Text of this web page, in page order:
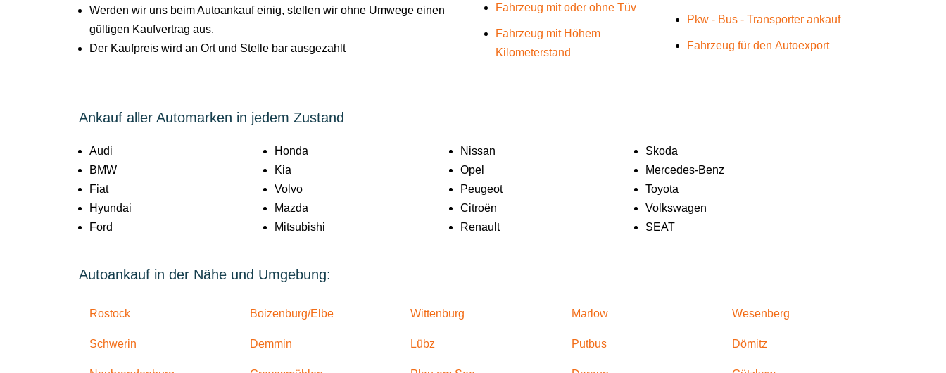
Werden wir uns beim Autoankauf einig, stellen wir ohne Umwege einen
gültigen Kaufvertrag aus.
Der Kaufpreis wird an Ort und Stelle bar ausgezahlt
Fahrzeug mit oder ohne Tüv
Fahrzeug mit Höhem
Kilometerstand
Pkw - Bus - Transporter ankauf
Fahrzeug für den Autoexport
Ankauf aller Automarken in jedem Zustand
Audi
BMW
Fiat
Hyundai
Ford
Honda
Kia
Volvo
Mazda
Mitsubishi
Nissan
Opel
Peugeot
Citroën
Renault
Skoda
Mercedes-Benz
Toyota
Volkswagen
SEAT
Autoankauf in der Nähe und Umgebung:
Rostock
Schwerin
Boizenburg/Elbe
Demmin
Wittenburg
Lübz
Marlow
Putbus
Wesenberg
Dömitz